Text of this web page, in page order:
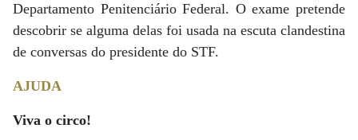
Departamento Penitenciário Federal. O exame pretende
descobrir se alguma delas foi usada na escuta clandestina
de conversas do presidente do STF.
AJUDA
Viva o circo!